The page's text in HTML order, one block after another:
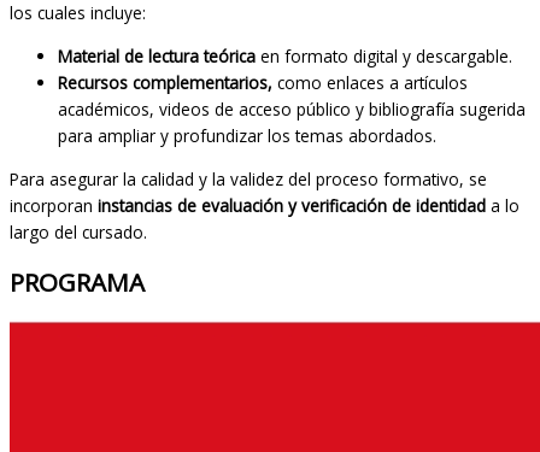
los cuales incluye:
Material de lectura teórica en formato digital y descargable.
Recursos complementarios, como enlaces a artículos
académicos, videos de acceso público y bibliografía sugerida
para ampliar y profundizar los temas abordados.
Para asegurar la calidad y la validez del proceso formativo, se
incorporan instancias de evaluación y verificación de identidad a lo
largo del cursado.
PROGRAMA